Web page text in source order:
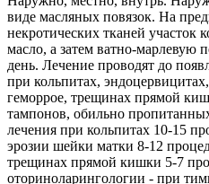
виде масляных повязок. На
некротических тканей участок
масло, а затем ватно-марлевую
день. Лечение проводят до
при кольпитах,
геморрое, трещинах прямой
тампонов, обильно
лечения при кольпитах 10-15
эрозии шейки матки 8-12
трещинах прямой кишки 5-7
оториноларингологии - при